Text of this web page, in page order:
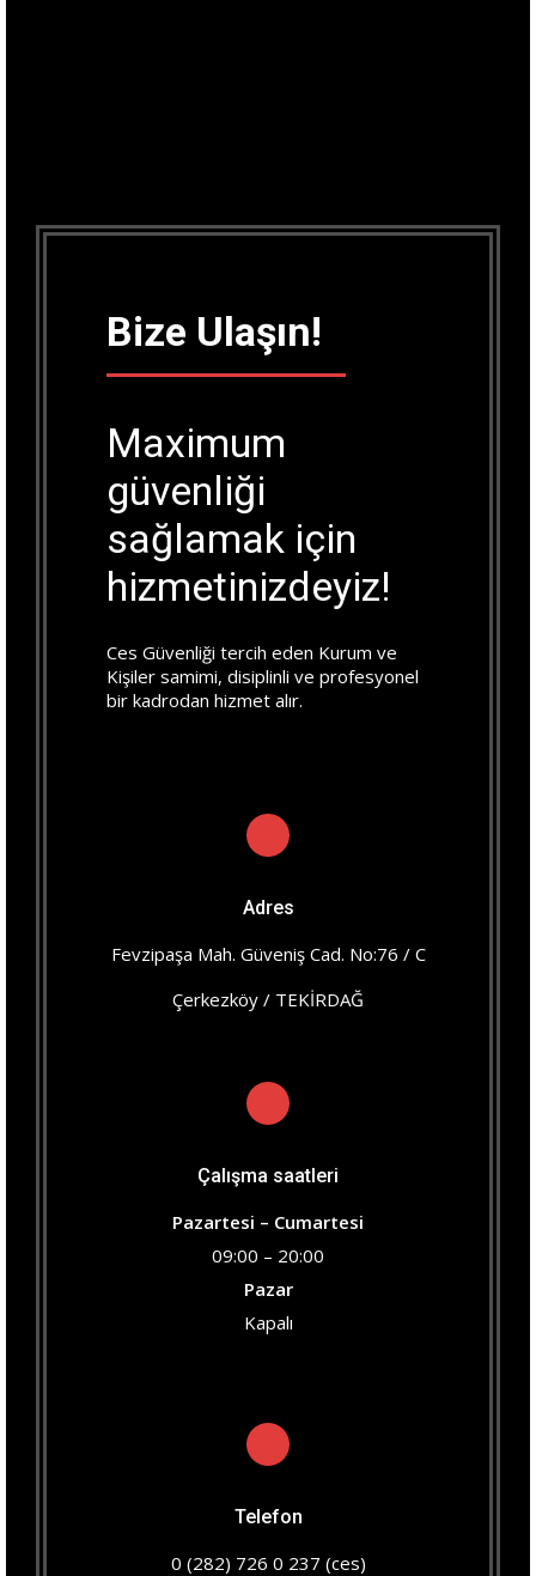
Bize Ulaşın!
Maximum
güvenliği
sağlamak için
hizmetinizdeyiz!
Ces Güvenliği tercih eden Kurum ve
Kişiler samimi, disiplinli ve profesyonel
bir kadrodan hizmet alır.
Adres
Fevzipaşa Mah. Güveniş Cad. No:76 / C
Çerkezköy / TEKİRDAĞ
Çalışma saatleri
Pazartesi – Cumartesi
09:00 – 20:00
Pazar
Kapalı
Telefon
0 (282) 726 0 237 (ces)